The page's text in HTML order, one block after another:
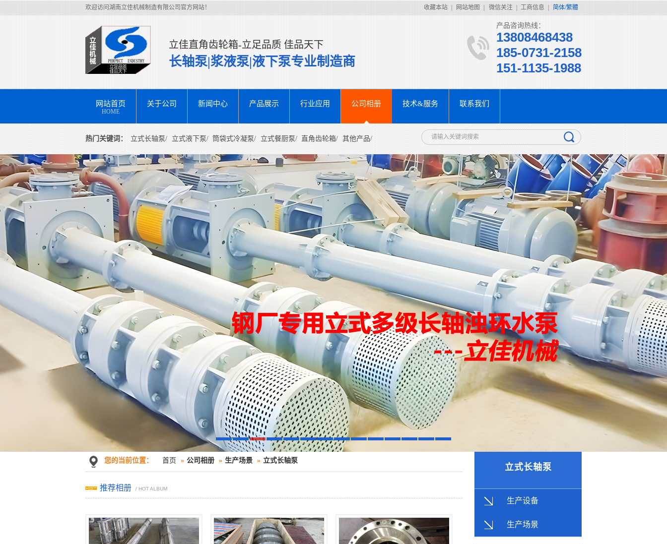
收藏本站 网站地图 | 微信关注 工商信息 简体/繁體
欢迎访问湖南立佳机械制造有限公司官方网站！
立佳直角齿轮箱-立足品质 佳品天下
长轴泵|浆液泵|液下泵专业制造商
产品咨询热线：
13808468438
185-0731-2158
151-1135-1988
网站首页
HOME
关于公司 新闻中心 产品展示 行业应用 公司相册 技术&服务 联系我们
热门关键词： 立式长轴泵/ 立式液下泵/ 筒袋式冷凝泵/ 立式餐厨泵/ 直角齿轮箱/ 其他产品/
您的当前位置： 首页 » 公司相册 » 生产场景 » 立式长轴泵
推荐相册 / HOT ALBUM
立式长轴泵
生产设备
生产场景